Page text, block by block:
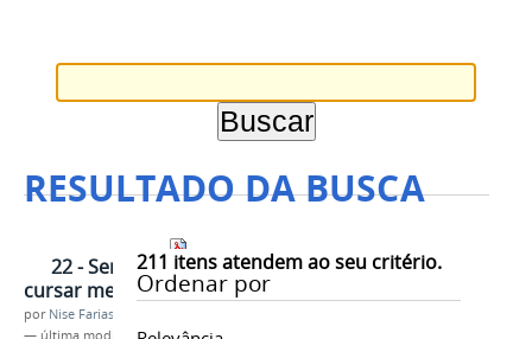
RESULTADO DA BUSCA
211 itens atendem ao seu critério.
Ordenar por
22 - Servidores afastados para
cursar mestrado e doutorado..pdf
por Nise Farias Braga